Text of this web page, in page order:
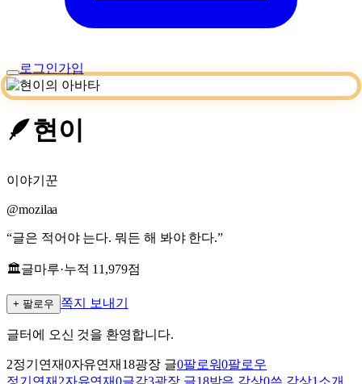
로그인가입
🪶현이
이야기꾼
@mozilaa
“글은 적어야 는다. 뭐든 해 봐야 한다.”
🏛글마루·누적 11,979점
+ 팔로우 쪽지 보내기
글터에 오신 것을 환영합니다.
2정기연재0자유연재 18광장 글0팔로워0팔로우
정기연재 2자유연재0글감3광장 글18받은 감상0쓴 감상1 소개